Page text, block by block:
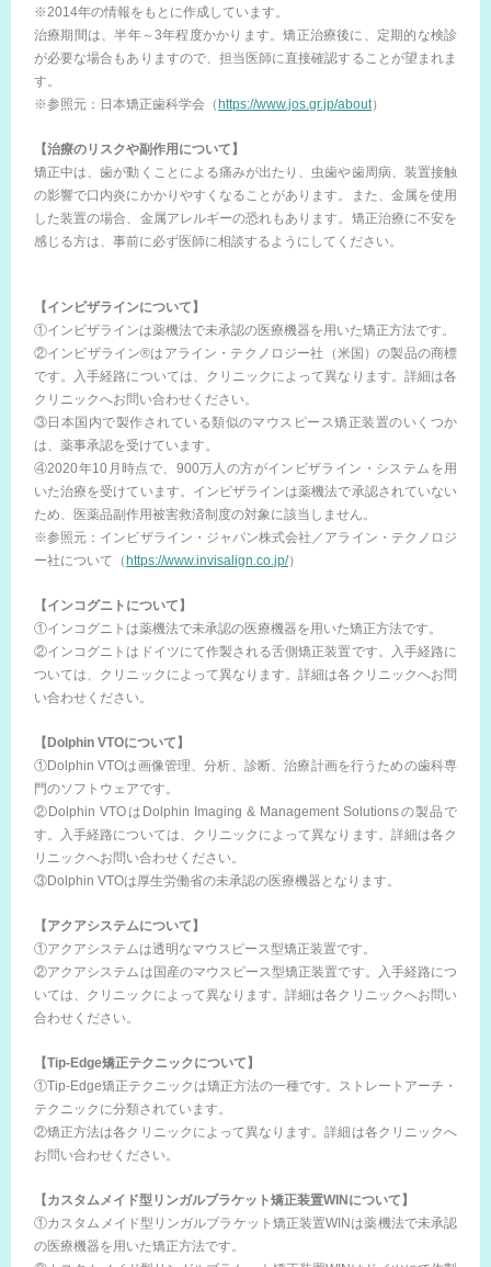
※2014年の情報をもとに作成しています。
治療期間は、半年～3年程度かかります。矯正治療後に、定期的な検診
が必要な場合もありますので、担当医師に直接確認することが望まれま
す。
※参照元：日本矯正歯科学会（ https://www.jos.gr.jp/about）
【治療のリスクや副作用について】
矯正中は、歯が動くことによる痛みが出たり、虫歯や歯周病、装置接触
の影響で口内炎にかかりやすくなることがあります。また、金属を使用
した装置の場合、金属アレルギーの恐れもあります。矯正治療に不安を
感じる方は、事前に必ず医師に相談するようにしてください。
【インビザラインについて】
①インビザラインは薬機法で未承認の医療機器を用いた矯正方法です。
②インビザライン®はアライン・テクノロジー社（米国）の製品の商標
です。入手経路については、クリニックによって異なります。詳細は各
クリニックへお問い合わせください。
③日本国内で製作されている類似のマウスピース矯正装置のいくつか
は、薬事承認を受けています。
④2020年10月時点で、900万人の方がインビザライン・システムを用
いた治療を受けています。インビザラインは薬機法で承認されていない
ため、医薬品副作用被害救済制度の対象に該当しません。
※参照元：インビザライン・ジャパン株式会社／アライン・テクノロジ
ー社について（ https://www.invisalign.co.jp/）
【インコグニトについて】
①インコグニトは薬機法で未承認の医療機器を用いた矯正方法です。
②インコグニトはドイツにて作製される舌側矯正装置です。入手経路に
ついては、クリニックによって異なります。詳細は各クリニックへお問
い合わせください。
【Dolphin VTOについて】
①Dolphin VTOは画像管理、分析、診断、治療計画を行うための歯科専
門のソフトウェアです。
②Dolphin VTOはDolphin Imaging & Management Solutionsの製品で
す。入手経路については、クリニックによって異なります。詳細は各ク
リニックへお問い合わせください。
③Dolphin VTOは厚生労働省の未承認の医療機器となります。
【アクアシステムについて】
①アクアシステムは透明なマウスピース型矯正装置です。
②アクアシステムは国産のマウスピース型矯正装置です。入手経路につ
いては、クリニックによって異なります。詳細は各クリニックへお問い
合わせください。
【Tip-Edge矯正テクニックについて】
①Tip-Edge矯正テクニックは矯正方法の一種です。ストレートアーチ・
テクニックに分類されています。
②矯正方法は各クリニックによって異なります。詳細は各クリニックへ
お問い合わせください。
【カスタムメイド型リンガルブラケット矯正装置WINについて】
①カスタムメイド型リンガルブラケット矯正装置WINは薬機法で未承認
の医療機器を用いた矯正方法です。